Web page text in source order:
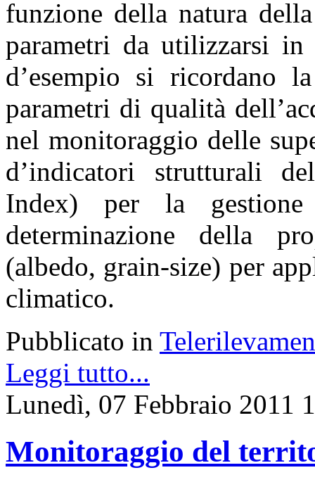
funzione della natura
parametri da utilizzarsi
d’esempio si ricordano
parametri di qualità
nel monitoraggio delle
d’indicatori strutturali
Index) per la
determinazione della
(albedo, grain-size) per
climatico.
Pubblicato in
Leggi tutto...
Lunedì, 07 Febbraio 2011
Monitoraggio del